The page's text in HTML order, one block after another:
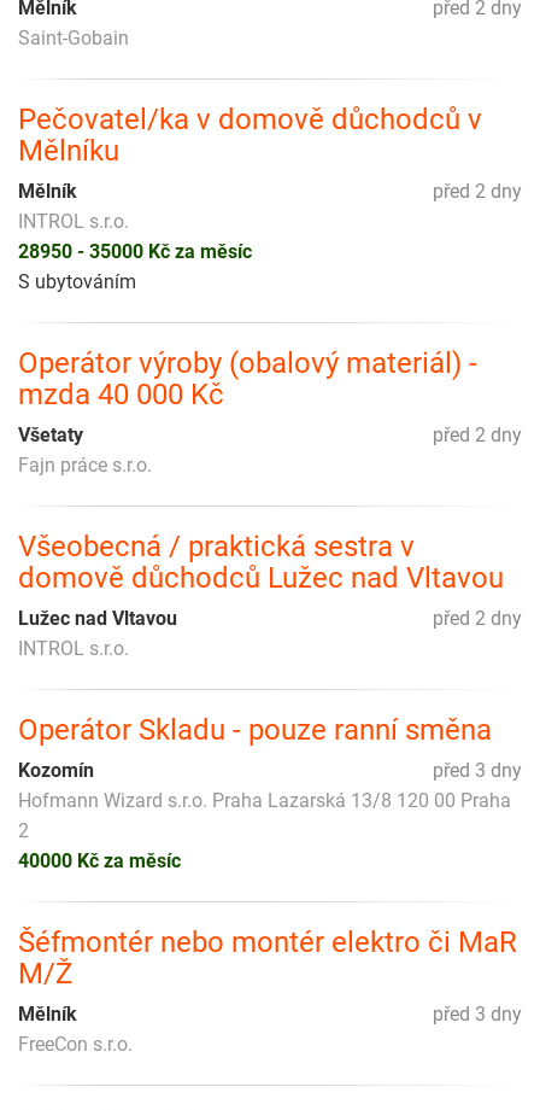
před 2 dny
Mělník
Saint-Gobain
Pečovatel/ka v domově důchodců v
Mělníku
před 2 dny
Mělník
INTROL s.r.o.
28950 - 35000 Kč za měsíc
S ubytováním
Operátor výroby (obalový materiál) -
mzda 40 000 Kč
před 2 dny
Všetaty
Fajn práce s.r.o.
Všeobecná / praktická sestra v
domově důchodců Lužec nad Vltavou
před 2 dny
Lužec nad Vltavou
INTROL s.r.o.
Operátor Skladu - pouze ranní směna
před 3 dny
Kozomín
Hofmann Wizard s.r.o. Praha Lazarská 13/8 120 00 Praha
2
40000 Kč za měsíc
Šéfmontér nebo montér elektro či MaR
M/Ž
před 3 dny
Mělník
FreeCon s.r.o.